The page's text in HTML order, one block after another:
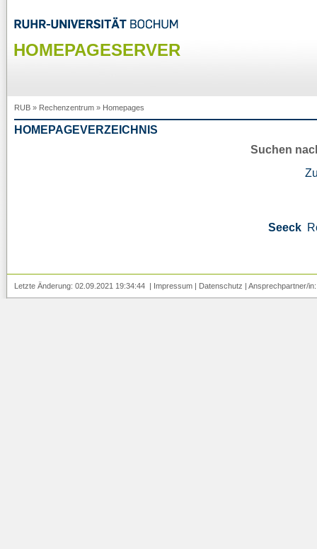
HOMEPAGESERVER
RUB » Rechenzentrum » Homepages
HOMEPAGEVERZEICHNIS
Suchen
Seeck
Letzte Änderung: 02.09.2021 19:34:44 | Impressum | Datenschutz | Ansprechpartner/